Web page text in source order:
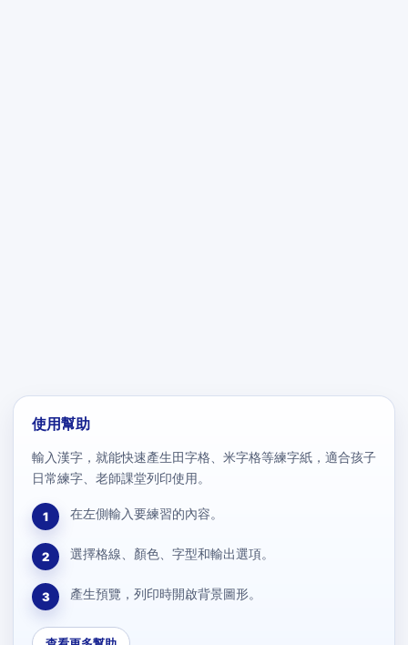
使用幫助
輸入漢字，就能快速產生田字格、米字格等練字紙，適合孩子
日常練字、老師課堂列印使用。
1 在左側輸入要練習的內容。
2 選擇格線、顏色、字型和輸出選項。
3 產生預覽，列印時開啟背景圖形。